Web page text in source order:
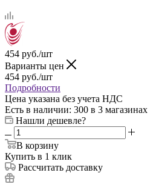
454 руб./шт
Варианты цен
454 руб./шт
Подробности
Цена указана без учета НДС
Есть в наличии: 300 в 3 магазинах
Нашли дешевле?
В корзину
Купить в 1 клик
Рассчитать доставку